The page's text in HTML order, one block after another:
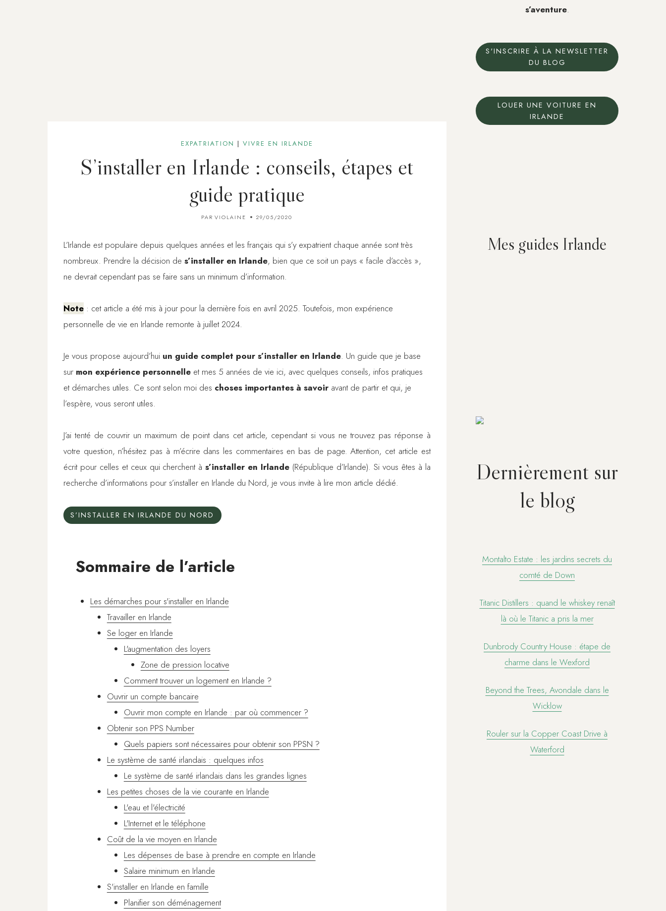
EXPATRIATION | VIVRE EN IRLANDE
S’installer en Irlande : conseils, étapes et
guide pratique
PAR VIOLAINE 29/05/2020
L’Irlande est populaire depuis quelques années et les français qui s’y expatrient chaque année sont très
nombreux. Prendre la décision de s’installer en Irlande, bien que ce soit un pays « facile d’accès »,
ne devrait cependant pas se faire sans un minimum d’information.
Note : cet article a été mis à jour pour la dernière fois en avril 2025. Toutefois, mon expérience
personnelle de vie en Irlande remonte à juillet 2024.
Je vous propose aujourd’hui un guide complet pour s’installer en Irlande. Un guide que je base
sur mon expérience personnelle et mes 5 années de vie ici, avec quelques conseils, infos pratiques
et démarches utiles. Ce sont selon moi des choses importantes à savoir avant de partir et qui, je
l’espère, vous seront utiles.
J’ai tenté de couvrir un maximum de point dans cet article, cependant si vous ne trouvez pas réponse à
votre question, n’hésitez pas à m’écrire dans les commentaires en bas de page. Attention, cet article est
écrit pour celles et ceux qui cherchent às’installer en Irlande (République d’Irlande). Si vous êtes à la
recherche d’informations pour s’installer en Irlande du Nord, je vous invite à lire mon article dédié.
S’INSTALLER EN IRLANDE DU NORD
Sommaire de l’article
Les démarches pour s'installer en Irlande
Travailler en Irlande
Se loger en Irlande
L'augmentation des loyers
Zone de pression locative
Comment trouver un logement en Irlande ?
Ouvrir un compte bancaire
Ouvrir mon compte en Irlande : par où commencer ?
Obtenir son PPS Number
Quels papiers sont nécessaires pour obtenir son PPSN ?
Le système de santé irlandais : quelques infos
Le système de santé irlandais dans les grandes lignes
Les petites choses de la vie courante en Irlande
L'eau et l'électricité
L'Internet et le téléphone
Coût de la vie moyen en Irlande
Les dépenses de base à prendre en compte en Irlande
Salaire minimum en Irlande
S'installer en Irlande en famille
Planifier son déménagement
s’aventure.
S'INSCRIRE À LA NEWSLETTER
DU BLOG
LOUER UNE VOITURE EN
IRLANDE
Mes guides Irlande
Dernièrement sur
le blog
Montalto Estate : les jardins secrets du
comté de Down
Titanic Distillers : quand le whiskey renaît
là où le Titanic a pris la mer
Dunbrody Country House : étape de
charme dans le Wexford
Beyond the Trees, Avondale dans le
Wicklow
Rouler sur la Copper Coast Drive à
Waterford